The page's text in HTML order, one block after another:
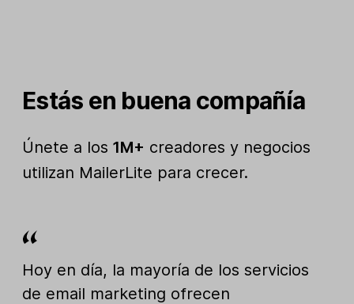
Estás en buena compañía
Únete a los 1M+ creadores y negocios
utilizan MailerLite para crecer.
Hoy en día, la mayoría de los servicios
de email marketing ofrecen